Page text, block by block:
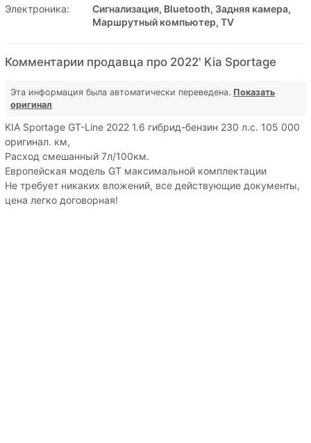
Электроника:
Сигнализация, Bluetooth, Задняя камера,
Маршрутный компьютер, TV
Комментарии продавца про 2022' Kia Sportage
Эта информация была автоматически переведена. Показать
оригинал
KIA Sportage GT-Line 2022 1.6 гибрид-бензин 230 л.с. 105 000
оригинал. км,
Расход смешанный 7л/100км.
Европейская модель GT максимальной комплектации
Не требует никаких вложений, все действующие документы,
цена легко договорная!